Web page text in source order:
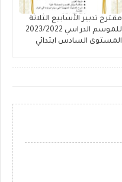
مقترح تدبير الأسابيع الثلاثة
للموسم الدراسي 2023/2022
المستوى السادس ابتدائي